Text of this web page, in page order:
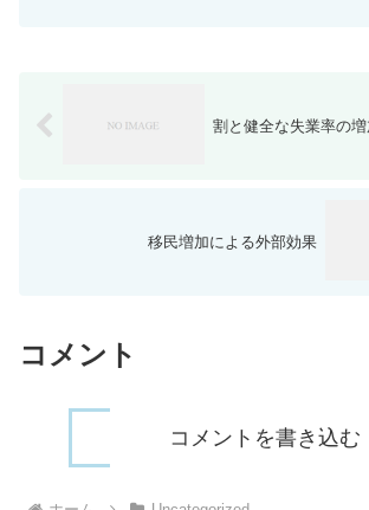
割と健全な失業率の
移民増加による外部効果
コメント
コメントを書き込む